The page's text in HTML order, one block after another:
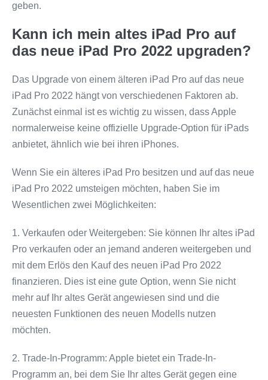
geben.
Kann ich mein altes iPad Pro auf
das neue iPad Pro 2022 upgraden?
Das Upgrade von einem älteren iPad Pro auf das neue
iPad Pro 2022 hängt von verschiedenen Faktoren ab.
Zunächst einmal ist es wichtig zu wissen, dass Apple
normalerweise keine offizielle Upgrade-Option für iPads
anbietet, ähnlich wie bei ihren iPhones.
Wenn Sie ein älteres iPad Pro besitzen und auf das neue
iPad Pro 2022 umsteigen möchten, haben Sie im
Wesentlichen zwei Möglichkeiten:
1. Verkaufen oder Weitergeben: Sie können Ihr altes iPad
Pro verkaufen oder an jemand anderen weitergeben und
mit dem Erlös den Kauf des neuen iPad Pro 2022
finanzieren. Dies ist eine gute Option, wenn Sie nicht
mehr auf Ihr altes Gerät angewiesen sind und die
neuesten Funktionen des neuen Modells nutzen
möchten.
2. Trade-In-Programm: Apple bietet ein Trade-In-
Programm an, bei dem Sie Ihr altes Gerät gegen eine